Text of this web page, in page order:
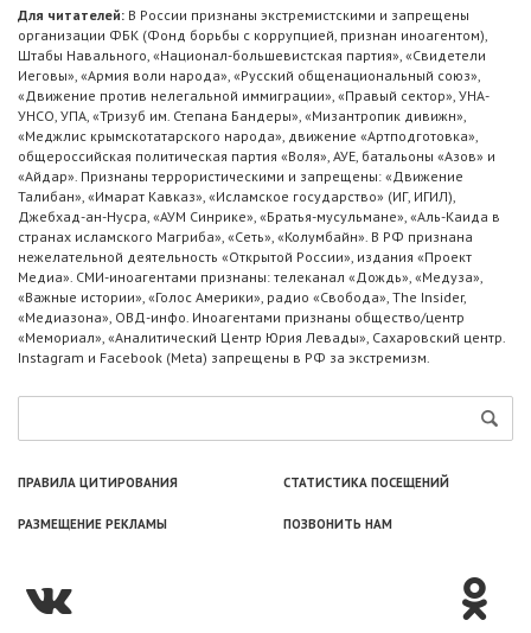
Для читателей: В России признаны экстремистскими и запрещены
организации ФБК (Фонд борьбы с коррупцией, признан иноагентом),
Штабы Навального, «Национал-большевистская партия», «Свидетели
Иеговы», «Армия воли народа», «Русский общенациональный союз»,
«Движение против нелегальной иммиграции», «Правый сектор», УНА-
УНСО, УПА, «Тризуб им. Степана Бандеры», «Мизантропик дивижн»,
«Меджлис крымскотатарского народа», движение «Артподготовка»,
общероссийская политическая партия «Воля», АУЕ, батальоны «Азов» и
«Айдар». Признаны террористическими и запрещены: «Движение
Талибан», «Имарат Кавказ», «Исламское государство» (ИГ, ИГИЛ),
Джебхад-ан-Нусра, «АУМ Синрике», «Братья-мусульмане», «Аль-Каида в
странах исламского Магриба», «Сеть», «Колумбайн». В РФ признана
нежелательной деятельность «Открытой России», издания «Проект
Медиа». СМИ-иноагентами признаны: телеканал «Дождь», «Медуза»,
«Важные истории», «Голос Америки», радио «Свобода», The Insider,
«Медиазона», ОВД-инфо. Иноагентами признаны общество/центр
«Мемориал», «Аналитический Центр Юрия Левады», Сахаровский центр.
Instagram и Facebook (Metа) запрещены в РФ за экстремизм.
ПРАВИЛА ЦИТИРОВАНИЯ СТАТИСТИКА ПОСЕЩЕНИЙ
РАЗМЕЩЕНИЕ РЕКЛАМЫ ПОЗВОНИТЬ НАМ